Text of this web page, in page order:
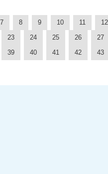
7 8 9 10 11 12
23 24 25 26 27
39 40 41 42 43